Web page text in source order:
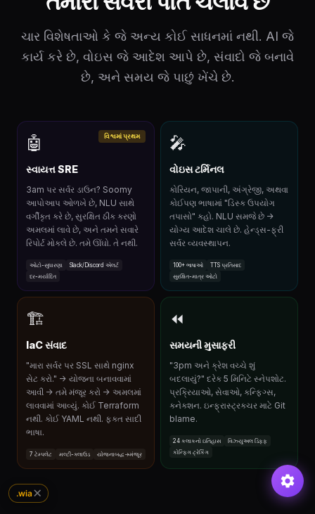
ચાર વિશેષતાઓ કે જે અન્ય કોઈ સાધનમાં નથી. AI જે
કાર્ય કરે છે, વોઇસ જે આદેશ આપે છે, સંવાદો જે બનાવે
છે, અને સમય જે પાછું ખેંચે છે.
વિશ્વમાં પ્રથમ
🤖
સ્વાયત્ત SRE
3am પર સર્વર ડાઉન? Soomy
આપોઆપ ઓળખે છે, NLU સાથે
વર્ગીકૃત કરે છે, સુરક્ષિત ઠીક કરણો
અમલમાં લાવે છે, અને તમને સવારે
રિપોર્ટ મોકલે છે. તમે ઊંઘો. તે નથી.
ઓટો-સુધારણા
Slack/Discord એલર્ટ
દર-મર્યાદિત
🎤
વોઇસ ટર્મિનલ
કોરિયન, જાપાની, અંગ્રેજી, અથવા
કોઈપણ ભાષામાં "ડિસ્ક ઉપયોગ
તપાસો" કહો. NLU સમજે છે →
યોગ્ય આદેશ ચાલે છે. હેન્ડ્સ-ફ્રી
સર્વર વ્યવસ્થાપન.
100+ ભાષાઓ
TTS પ્રતિસાદ
સુરક્ષિત-માત્ર ઓટો
🏗
IaC સંવાદ
"મારા સર્વર પર SSL સાથે nginx
સેટ કરો." → યોજના બનાવવામાં
આવી → તમે મંજૂર કરો → અમલમાં
લાવવામાં આવ્યું. કોઈ Terraform
નથી. કોઈ YAML નથી. ફક્ત સાદી
ભાષા.
7 ટેમ્પલેટ મલ્ટી-ક્લાઉડ યોજનાબદ્ધ→મંજૂર
⏪
સમયની મુસાફરી
"3pm અને ક્રેશ વચ્ચે શું
બદલાયું?" દરેક 5 મિનિટે સ્નેપશોટ.
પ્રક્રિયાઓ, સેવાઓ, કન્ફિગ્સ,
કનેક્શન. ઇન્ફ્રાસ્ટ્રક્ચર માટે Git
blame.
24 કલાકનો ઇતિહાસ
વિઝ્યુઅલ ડિફ્ફ
કોન્ફિગ ટ્રેકિંગ
.wia✕